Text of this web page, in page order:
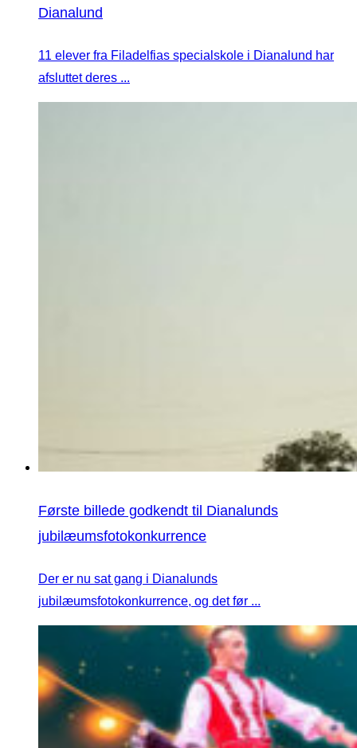
Dianalund
11 elever fra Filadelfias specialskole i Dianalund har
afsluttet deres ...
Første billede godkendt til Dianalunds
jubilæumsfotokonkurrence
Der er nu sat gang i Dianalunds
jubilæumsfotokonkurrence, og det før ...